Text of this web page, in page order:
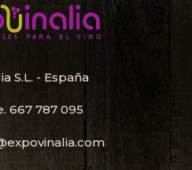
S.L. - España
667 787 095